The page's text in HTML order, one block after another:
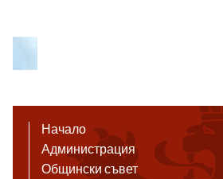
Начало
Администрация
Общински съвет